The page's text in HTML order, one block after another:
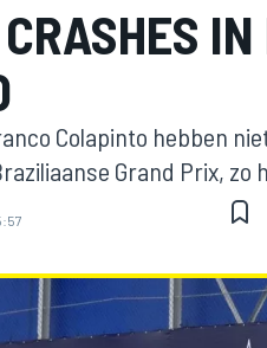
Colapinto hebben
Grand Prix, zo